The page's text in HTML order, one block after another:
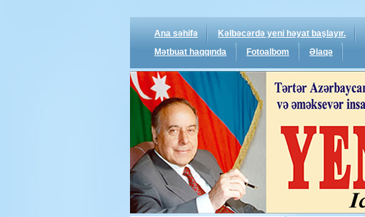
Ana səhifə Kəlbəcərdə yeni həyat başlayır.
Mətbuat haqqında
Fotoalbom Əlaqə